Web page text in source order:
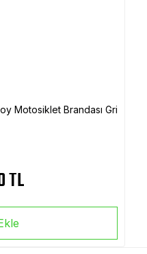
Motosiklet Brandası Gri
TL